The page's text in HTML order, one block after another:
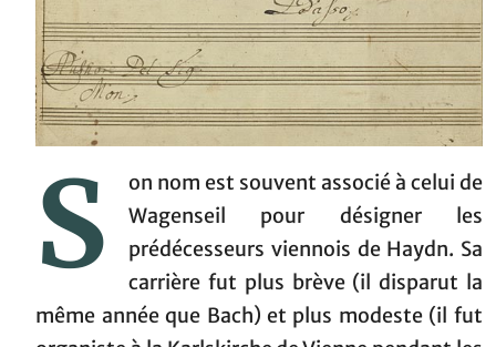
S
on nom est souvent associé à celui de
Wagenseil pour désigner les
prédécesseurs viennois de Haydn. Sa
carrière fut plus brève (il disparut la
même année que Bach) et plus modeste (il fut